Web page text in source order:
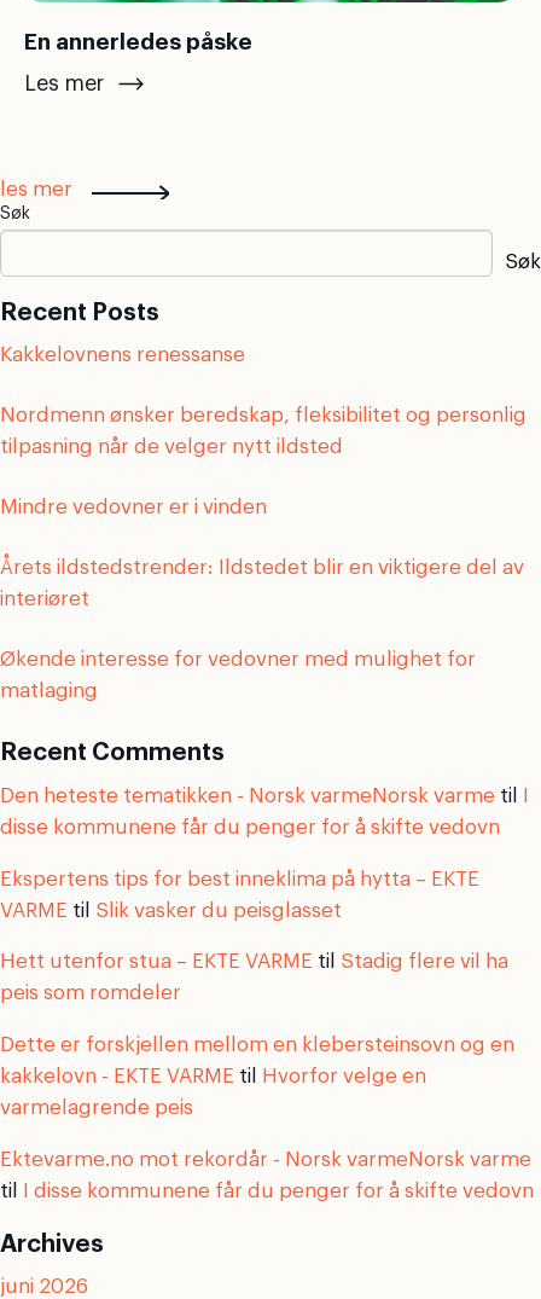
En annerledes påske
Les mer
les mer
Søk
Søk
Recent Posts
Kakkelovnens renessanse
Nordmenn ønsker beredskap, fleksibilitet og personlig
tilpasning når de velger nytt ildsted
Mindre vedovner er i vinden
Årets ildstedstrender: Ildstedet blir en viktigere del av
interiøret
Økende interesse for vedovner med mulighet for
matlaging
Recent Comments
Den heteste tematikken - Norsk varmeNorsk varme til
disse kommunene får du penger for å skifte vedovn
Ekspertens tips for best inneklima på hytta – EKTE
VARME til Slik vasker du peisglasset
Hett utenfor stua – EKTE VARME til Stadig flere vil ha
peis som romdeler
Dette er forskjellen mellom en klebersteinsovn og en
kakkelovn - EKTE VARME til
Hvorfor velge en
varmelagrende peis
Ektevarme.no mot rekordår - Norsk varmeNorsk varme
til
I disse kommunene får du penger for å skifte vedovn
Archives
juni 2026